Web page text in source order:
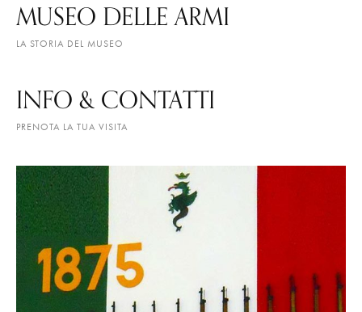
MUSEO DELLE ARMI
LA STORIA DEL MUSEO
INFO & CONTATTI
PRENOTA LA TUA VISITA